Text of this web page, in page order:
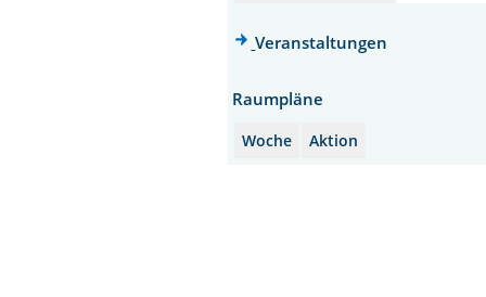
Veranstaltungen
Raumpläne
Woche Aktion